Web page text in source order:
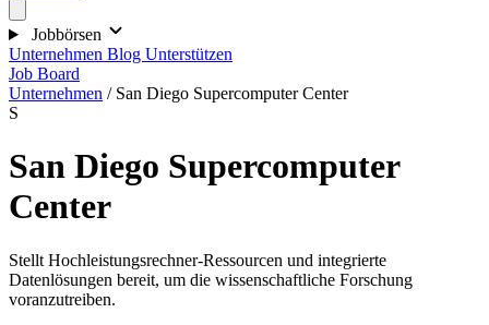
Jobbörsen
Unternehmen Blog Unterstützen
Job Board
Unternehmen / San Diego Supercomputer Center
S
San Diego Supercomputer
Center
Stellt Hochleistungsrechner-Ressourcen und integrierte
Datenlösungen bereit, um die wissenschaftliche Forschung
voranzutreiben.